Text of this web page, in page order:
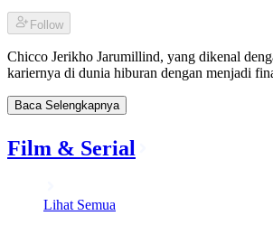
Follow
Chicco Jerikho Jarumillind, yang dikenal
kariernya di dunia hiburan dengan menjadi
Baca Selengkapnya
Film & Serial
Lihat Semua